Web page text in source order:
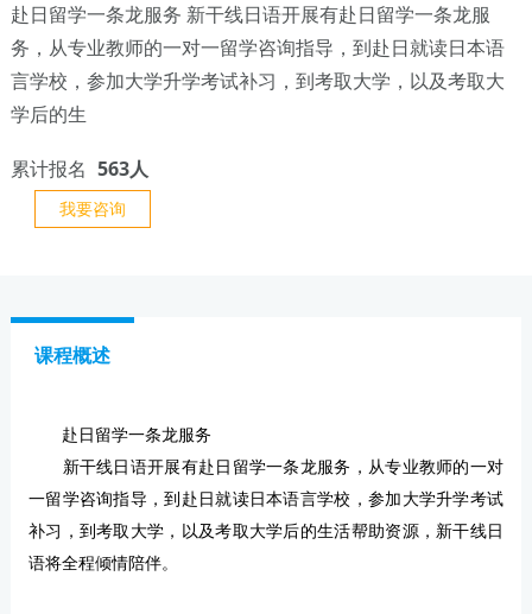
赴日留学一条龙服务 新干线日语开展有赴日留学一条龙服
务，从专业教师的一对一留学咨询指导，到赴日就读日本语
言学校，参加大学升学考试补习，到考取大学，以及考取大
学后的生
累计报名 563人
我要咨询
课程概述
赴日留学一条龙服务
新干线日语开展有赴日留学一条龙服务，从专业教师的一对
一留学咨询指导，到赴日就读日本语言学校，参加大学升学考试
补习，到考取大学，以及考取大学后的生活帮助资源，新干线日
语将全程倾情陪伴。